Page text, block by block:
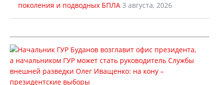
поколения и подводных БПЛА 3 августа, 2026